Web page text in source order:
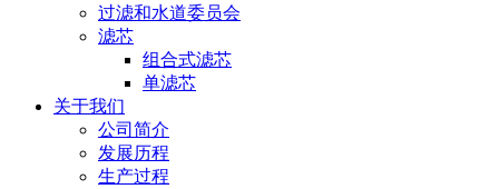
过滤和水道委员会
滤芯
组合式滤芯
单滤芯
关于我们
公司简介
发展历程
生产过程